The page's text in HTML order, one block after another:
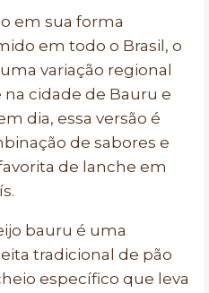
em sua forma
em todo o Brasil, o
variação regional
cidade de Bauru e
dia, essa versão é
de sabores e
de lanche em
bauru é uma
tradicional de pão
específico que leva